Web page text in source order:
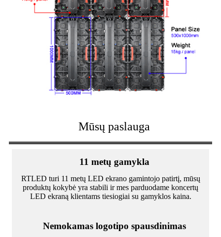
Mūsų paslauga
11 metų gamykla
RTLED turi 11 metų LED ekrano gamintojo patirtį, mūsų
produktų kokybė yra stabili ir mes parduodame koncertų
LED ekraną klientams tiesiogiai su gamyklos kaina.
Nemokamas logotipo spausdinimas